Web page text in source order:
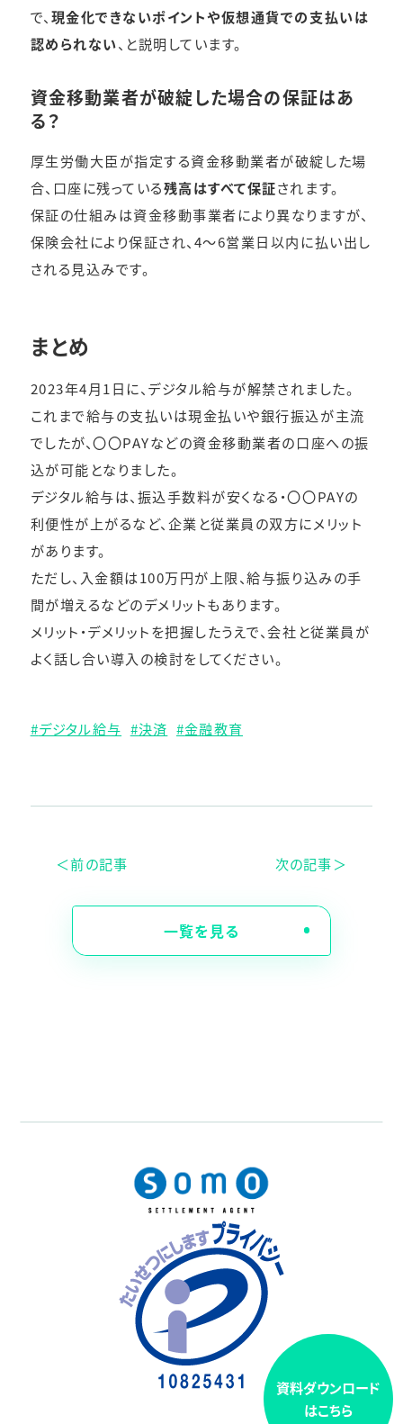
で、 現金化できないポイントや仮想通貨での支払いは
認められない、と説明しています。
資金移動業者が破綻した場合の保証はあ
る？
厚生労働大臣が指定する資金移動業者が破綻した場
合、口座に残っている残高はすべて保証されます。
保証の仕組みは資金移動事業者により異なりますが、
保険会社により保証され、4～6営業日以内に払い出し
される見込みです。
まとめ
2023年4月1日に、デジタル給与が解禁されました。
これまで給与の支払いは現金払いや銀行振込が主流
でしたが、〇〇PAYなどの資金移動業者の口座への振
込が可能となりました。
デジタル給与は、振込手数料が安くなる・〇〇PAYの
利便性が上がるなど、企業と従業員の双方にメリット
があります。
ただし、入金額は100万円が上限、給与振り込みの手
間が増えるなどのデメリットもあります。
メリット・デメリットを把握したうえで、会社と従業員が
よく話し合い導入の検討をしてください。
デジタル給与 決済 金融教育
＜前の記事 次の記事＞
一覧を見る
資料ダウンロード
はこちら